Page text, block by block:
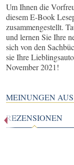
Um Ihnen die
diesem E-Book
zusammengestellt.
und lernen Sie Ihre
sich von den
sie Ihre
November 2021!
MEINUNGEN
REZENSIONEN